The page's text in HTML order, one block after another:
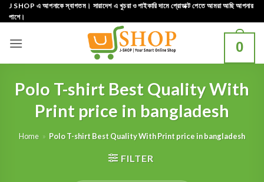
Skip
to
J SHOP এ আপনাকে স্বাগতম। সারাদেশ এ খুচরা ও পাইকারি দামে প্রোডাক্ট পেতে আমরা আছি আপনার
পাশে।
0
Polo T-shirt Best Quality With
Print price in bangladesh
Home » Polo T-shirt Best Quality With Print price in bangladesh
FILTER